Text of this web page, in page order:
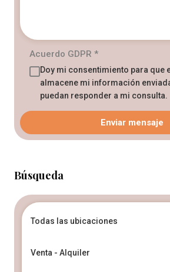
Acuerdo GDPR *
Doy mi consentimiento para que
almacene mi información
puedan responder a mi consulta.
Búsqueda
Todas las ubicaciones
Venta - Alquiler